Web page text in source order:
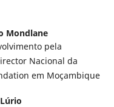
Mondlane
pela
Nacional da
em Moçambique